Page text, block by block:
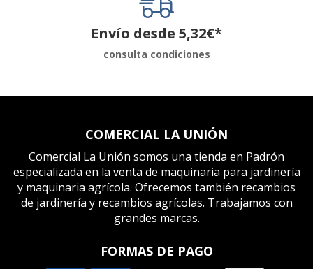
Envío desde 5,32€*
consulta condiciones
COMERCIAL LA UNIÓN
Comercial La Unión somos una tienda en Padrón
especializada en la venta de maquinaria para jardinería
y maquinaria agrícola. Ofrecemos también recambios
de jardinería y recambios agrícolas. Trabajamos con
grandes marcas.
FORMAS DE PAGO